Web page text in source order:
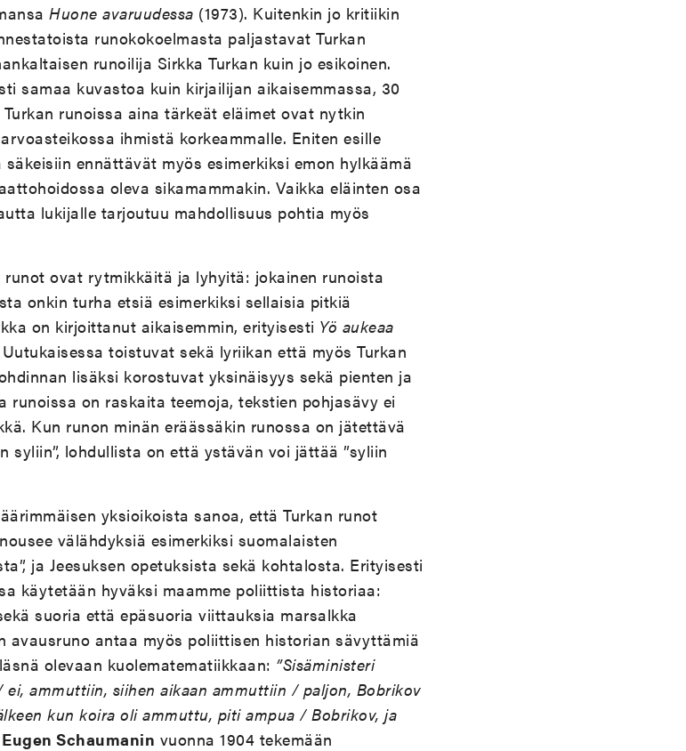
Huone avaruudessa (1973). Kuitenkin jo kritiikin
runokokoelmasta paljastavat Turkan
runoilija Sirkka Turkan kuin jo esikoinen.
samaa kuvastoa kuin kirjailijan aikaisemmassa, 30
runoissa aina tärkeät eläimet ovat nytkin
ihmistä korkeammalle. Eniten esille
ennättävät myös esimerkiksi emon hylkäämä
oleva sikamammakin. Vaikka eläinten osa
lukijalle tarjoutuu mahdollisuus pohtia myös
ovat rytmikkäitä ja lyhyitä: jokainen runoista
onkin turha etsiä esimerkiksi sellaisia pitkiä
on kirjoittanut aikaisemmin, erityisesti Yö aukeaa
toistuvat sekä lyriikan että myös Turkan
lisäksi korostuvat yksinäisyys sekä pienten ja
runoissa on raskaita teemoja, tekstien pohjasävy ei
Kun runon minän eräässäkin runossa on jätettävä
syliin”, lohdullista on että ystävän voi jättää ”syliin
yksioikoista sanoa, että Turkan runot
välähdyksiä esimerkiksi suomalaisten
ja Jeesuksen opetuksista sekä kohtalosta. Erityisesti
käytetään hyväksi maamme poliittista historiaa:
suoria että epäsuoria viittauksia marsalkka
avausruno antaa myös poliittisen historian sävyttämiä
olevaan kuolematematiikkaan: ”Sisäministeri
ei, ammuttiin, siihen aikaan ammuttiin / paljon, Bobrikov
kun koira oli ammuttu, piti ampua / Bobrikov, ja
Eugen Schaumanin vuonna 1904 tekemään